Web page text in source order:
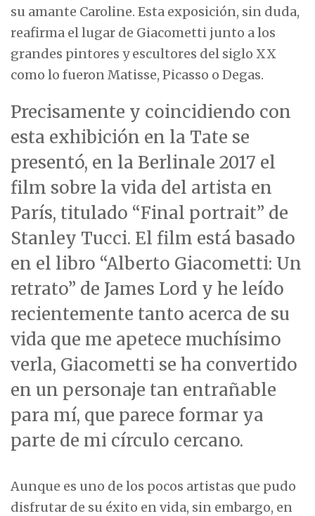
su amante Caroline. Esta exposición, sin duda,
reafirma el lugar de Giacometti junto a los
grandes pintores y escultores del siglo XX
como lo fueron Matisse, Picasso o Degas.
Precisamente y coincidiendo con
esta exhibición en la Tate se
presentó, en la Berlinale 2017 el
film sobre la vida del artista en
París, titulado “Final portrait” de
Stanley Tucci. El film está basado
en el libro “Alberto Giacometti: Un
retrato” de James Lord y he leído
recientemente tanto acerca de su
vida que me apetece muchísimo
verla, Giacometti se ha convertido
en un personaje tan entrañable
para mí, que parece formar ya
parte de mi círculo cercano.
Aunque es uno de los pocos artistas que pudo
disfrutar de su éxito en vida, sin embargo, en